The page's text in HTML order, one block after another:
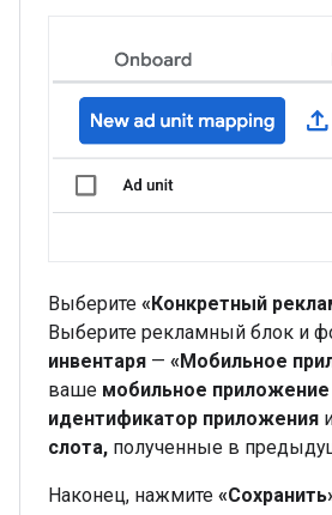
Выберите «Конкретный
Выберите рекламный блок и
инвентаря — «Мобильное
ваше мобильное приложение
идентификатор приложения
слота, полученные в
Наконец, нажмите